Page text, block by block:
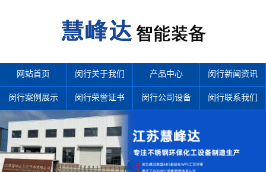
网站首页 闵行关于我们 产品中心 闵行新闻资讯
闵行案例展示 闵行荣誉证书 闵行公司设备 闵行联系我们
产品中心